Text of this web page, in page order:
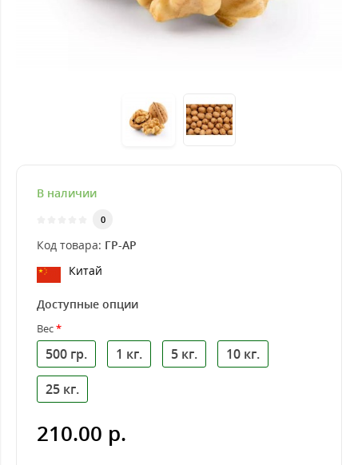
В наличии
0
Код товара: ГР-АР
Китай
Доступные опции
Вес
500 гр. 1 кг. 5 кг.
10 кг.
25 кг.
210.00 р.